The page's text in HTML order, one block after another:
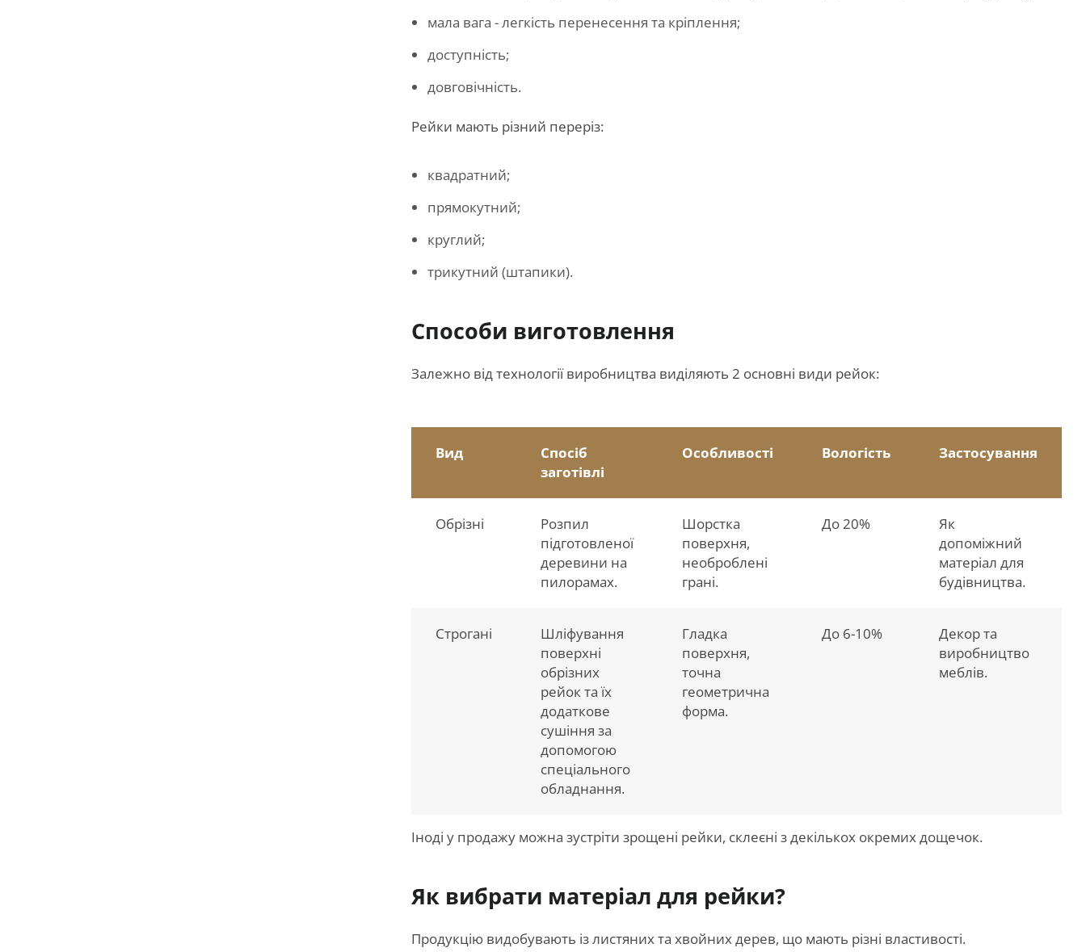
мала вага - легкість перенесення та кріплення;
доступність;
довговічність.
Рейки мають різний переріз:
квадратний;
прямокутний;
круглий;
трикутний (штапики).
Способи виготовлення
Залежно від технології виробництва виділяють 2 основні види рейок:
Вид
Спосіб
заготівлі
Особливості Вологість Застосування
Обрізні
Розпил
підготовленої
деревини на
пилорамах.
Шорстка
поверхня,
необроблені
грані.
До 20%
Як
допоміжний
матеріал для
будівництва.
Строгані
Шліфування
поверхні
обрізних
рейок та їх
додаткове
сушіння за
допомогою
спеціального
обладнання.
Гладка
поверхня,
точна
геометрична
форма.
До 6-10%
Декор та
виробництво
меблів.
Іноді у продажу можна зустріти зрощені рейки, склеєні з декількох окремих дощечок.
Як вибрати матеріал для рейки?
Продукцію видобувають із листяних та хвойних дерев, що мають різні властивості.